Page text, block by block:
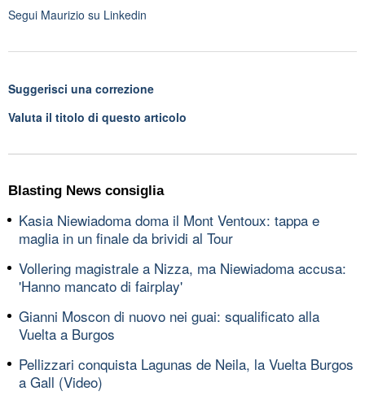
Segui Maurizio su Linkedin
Suggerisci una correzione
Valuta il titolo di questo articolo
Blasting News consiglia
Kasia Niewiadoma doma il Mont Ventoux: tappa e
maglia in un finale da brividi al Tour
Vollering magistrale a Nizza, ma Niewiadoma accusa:
'Hanno mancato di fairplay'
Gianni Moscon di nuovo nei guai: squalificato alla
Vuelta a Burgos
Pellizzari conquista Lagunas de Neila, la Vuelta Burgos
a Gall (Video)